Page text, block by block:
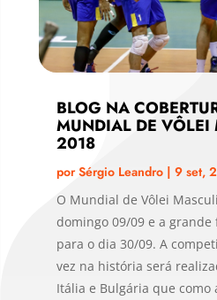
BLOG NA
MUNDIAL DE VÔLEI
2018
porSérgio Leandro| 9 set,
O Mundial de Vôlei
domingo 09/09 e a
para o dia 30/09. A
vez na história será
Itália e Bulgária que como